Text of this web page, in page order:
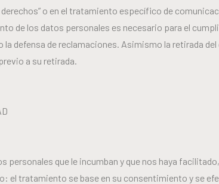
o en el tratamiento específico de
de los datos personales es necesario para el
la defensa de reclamaciones. Asimismo la retirada
a su retirada.
personales que le incumban y que nos haya
el tratamiento se base en su consentimiento y se